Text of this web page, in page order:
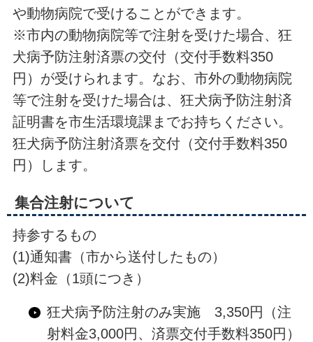
や動物病院で受けることができます。
※市内の動物病院等で注射を受けた場合、狂
犬病予防注射済票の交付（交付手数料350
円）が受けられます。なお、市外の動物病院
等で注射を受けた場合は、狂犬病予防注射済
証明書を市生活環境課までお持ちください。
狂犬病予防注射済票を交付（交付手数料350
円）します。
集合注射について
持参するもの
(1)通知書（市から送付したもの）
(2)料金（1頭につき）
狂犬病予防注射のみ実施 3,350円（注
射料金3,000円、済票交付手数料350円）